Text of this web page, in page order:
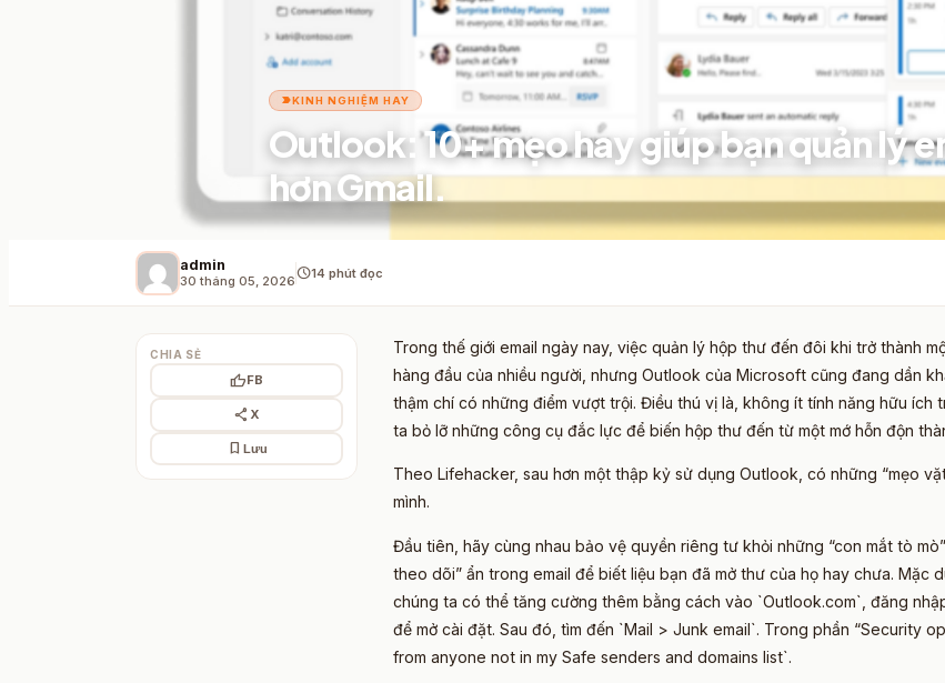
label_importantKINH NGHIỆM HAY
Outlook: 10+ mẹo hay giúp bạn quản lý
hơn Gmail.
admin
30 tháng 05, 2026schedule14 phút đọc
CHIA SẺ
thumb_upFB
share X
bookmark Lưu
Trong thế giới email ngày nay, việc quản lý hộp thư đến đôi khi trở thành
hàng đầu của nhiều người, nhưng Outlook của Microsoft cũng đang dần
thậm chí có những điểm vượt trội. Điều thú vị là, không ít tính năng hữu
ta bỏ lỡ những công cụ đắc lực để biến hộp thư đến từ một mớ hỗn độn
Theo Lifehacker, sau hơn một thập kỷ sử dụng Outlook, có những “mẹo
mình.
Đầu tiên, hãy cùng nhau bảo vệ quyền riêng tư khỏi những “con mắt tò
theo dõi” ẩn trong email để biết liệu bạn đã mở thư của họ hay chưa.
chúng ta có thể tăng cường thêm bằng cách vào `Outlook.com`, đăng
để mở cài đặt. Sau đó, tìm đến `Mail > Junk email`. Trong phần “Security
from anyone not in my Safe senders and domains list`.